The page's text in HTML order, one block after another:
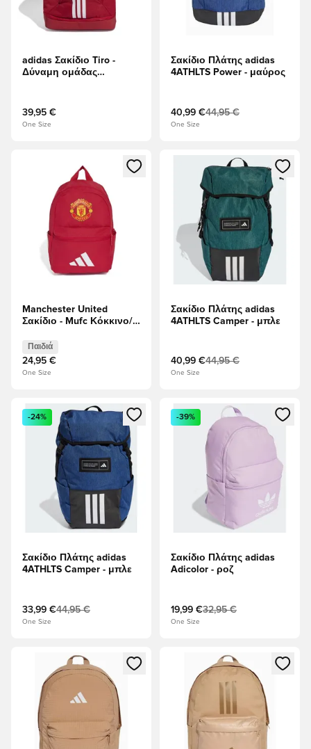
adidas Σακίδιο Tiro -
Δύναμη ομάδας
39,95 €
One Size
Σακίδιο Πλάτης adidas
4ATHLTS Power - μαύρος
40,99 €44,95 €
One Size
Ανοίγει ένα Modal για να συνδεθείτε ή να εγγραφείτε ως
Manchester United
Σακίδιο - Mufc Κόκκινο/
Παιδιά
24,95 €
One Size
Ανοίγει ένα Modal για να
Σακίδιο Πλάτης adidas
4ATHLTS Camper - μπλε
40,99 €44,95 €
One Size
Ανοίγει ένα Modal για να συνδεθείτε ή να εγγραφείτε ως
-24%
Σακίδιο Πλάτης adidas
4ATHLTS Camper - μπλε
33,99 €44,95 €
One Size
Ανοίγει ένα Modal για να
-39%
Σακίδιο Πλάτης adidas
Adicolor - ροζ
19,99 €32,95 €
One Size
Ανοίγει ένα Modal για να συνδεθείτε ή να εγγραφείτε ως
Ανοίγει ένα Modal για να